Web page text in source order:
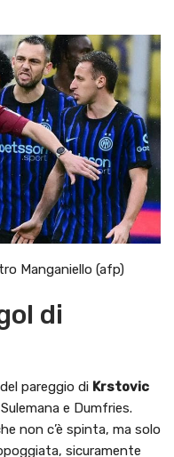
Manganiello (afp)
di
pareggio di Krstovic
e Dumfries.
non c’è spinta, ma solo
sicuramente